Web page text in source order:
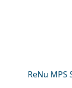
ReNu MPS